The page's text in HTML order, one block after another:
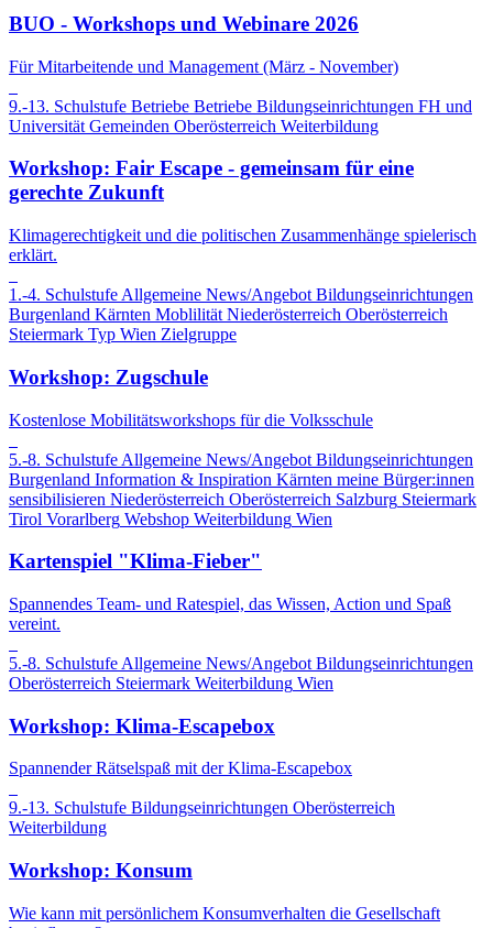
BUO - Workshops und Webinare 2026
Für Mitarbeitende und Management (März - November)
9.-13. Schulstufe Betriebe Betriebe Bildungseinrichtungen FH und
Universität Gemeinden Oberösterreich Weiterbildung
Workshop: Fair Escape - gemeinsam für eine
gerechte Zukunft
Klimagerechtigkeit und die politischen Zusammenhänge spielerisch
erklärt.
1.-4. Schulstufe Allgemeine News/Angebot Bildungseinrichtungen
Burgenland Kärnten Moblilität Niederösterreich Oberösterreich
Steiermark Typ Wien Zielgruppe
Workshop: Zugschule
Kostenlose Mobilitätsworkshops für die Volksschule
5.-8. Schulstufe Allgemeine News/Angebot Bildungseinrichtungen
Burgenland Information & Inspiration Kärnten meine Bürger:innen
sensibilisieren Niederösterreich Oberösterreich Salzburg Steiermark
Tirol Vorarlberg Webshop Weiterbildung Wien
Kartenspiel "Klima-Fieber"
Spannendes Team- und Ratespiel, das Wissen, Action und Spaß
vereint.
5.-8. Schulstufe Allgemeine News/Angebot Bildungseinrichtungen
Oberösterreich Steiermark Weiterbildung Wien
Workshop: Klima-Escapebox
Spannender Rätselspaß mit der Klima-Escapebox
9.-13. Schulstufe Bildungseinrichtungen Oberösterreich
Weiterbildung
Workshop: Konsum
Wie kann mit persönlichem Konsumverhalten die Gesellschaft